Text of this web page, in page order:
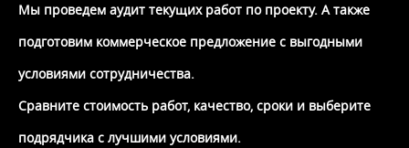
Мы проведем аудит текущих работ по проекту. А также
подготовим коммерческое предложение с выгодными
условиями сотрудничества.
Сравните стоимость работ, качество, сроки и выберите
подрядчика с лучшими условиями.